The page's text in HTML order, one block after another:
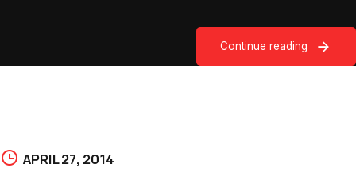
Continue reading
APRIL 27, 2014